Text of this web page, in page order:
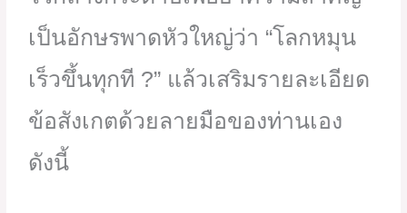
เป็นอักษรพาดหัวใหญ่ว่า “โลกหมุน
เร็วขึ้นทุกที ?” แล้วเสริมรายละเอียด
ข้อสังเกตด้วยลายมือของท่านเอง
ดังนี้